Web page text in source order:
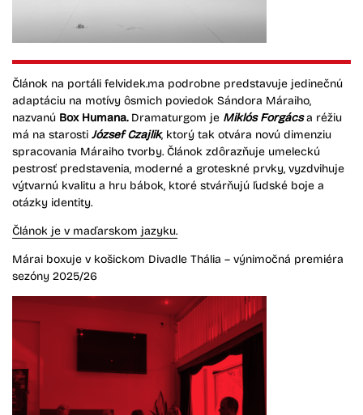
Článok na portáli felvidek.ma podrobne predstavuje jedinečnú
adaptáciu na motívy ôsmich poviedok Sándora Máraiho,
nazvanú Box Humana.Dramaturgom je Miklós Forgácsa réžiu
má na starosti József Czajlik, ktorý tak otvára novú dimenziu
spracovania Máraiho tvorby. Článok zdôrazňuje umeleckú
pestrosť predstavenia, moderné a groteskné prvky, vyzdvihuje
výtvarnú kvalitu a hru bábok, ktoré stvárňujú ľudské boje a
otázky identity.
Článok je v maďarskom jazyku.
Márai boxuje v košickom Divadle Thália – výnimočná premiéra
sezóny 2025/26